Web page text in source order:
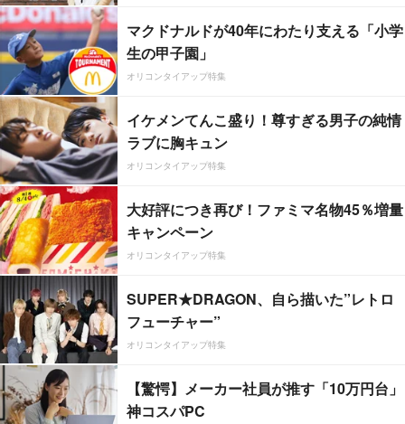
マクドナルドが40年にわたり支える「小学
生の甲子園」
オリコンタイアップ特集
イケメンてんこ盛り！尊すぎる男子の純情
ラブに胸キュン
オリコンタイアップ特集
大好評につき再び！ファミマ名物45％増量
キャンペーン
オリコンタイアップ特集
SUPER★DRAGON、自ら描いた”レトロ
フューチャー”
オリコンタイアップ特集
【驚愕】メーカー社員が推す「10万円台」
神コスパPC